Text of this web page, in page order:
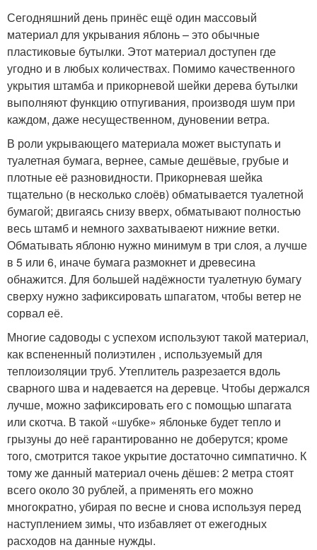
Сегодняшний день принёс ещё один массовый
материал для укрывания яблонь – это обычные
пластиковые бутылки. Этот материал доступен где
угодно и в любых количествах. Помимо качественного
укрытия штамба и прикорневой шейки дерева бутылки
выполняют функцию отпугивания, производя шум при
каждом, даже несущественном, дуновении ветра.
В роли укрывающего материала может выступать и
туалетная бумага, вернее, самые дешёвые, грубые и
плотные её разновидности. Прикорневая шейка
тщательно (в несколько слоёв) обматывается туалетной
бумагой; двигаясь снизу вверх, обматывают полностью
весь штамб и немного захватываеют нижние ветки.
Обматывать яблоню нужно минимум в три слоя, а лучше
в 5 или 6, иначе бумага размокнет и древесина
обнажится. Для большей надёжности туалетную бумагу
сверху нужно зафиксировать шпагатом, чтобы ветер не
сорвал её.
Многие садоводы с успехом используют такой материал,
как вспененный полиэтилен , используемый для
теплоизоляции труб. Утеплитель разрезается вдоль
сварного шва и надевается на деревце. Чтобы держался
лучше, можно зафиксировать его с помощью шпагата
или скотча. В такой «шубке» яблоньке будет тепло и
грызуны до неё гарантированно не доберутся; кроме
того, смотрится такое укрытие достаточно симпатично. К
тому же данный материал очень дёшев: 2 метра стоят
всего около 30 рублей, а применять его можно
многократно, убирая по весне и снова используя перед
наступлением зимы, что избавляет от ежегодных
расходов на данные нужды.